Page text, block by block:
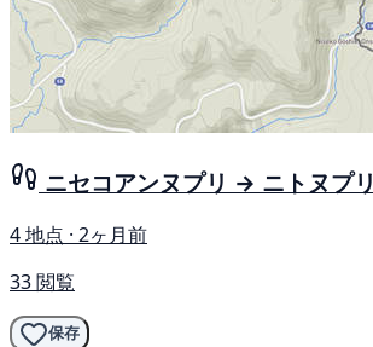
ニセコアンヌプリ → ニトヌプリ
4 地点 · 2ヶ月前
33 閲覧
保存